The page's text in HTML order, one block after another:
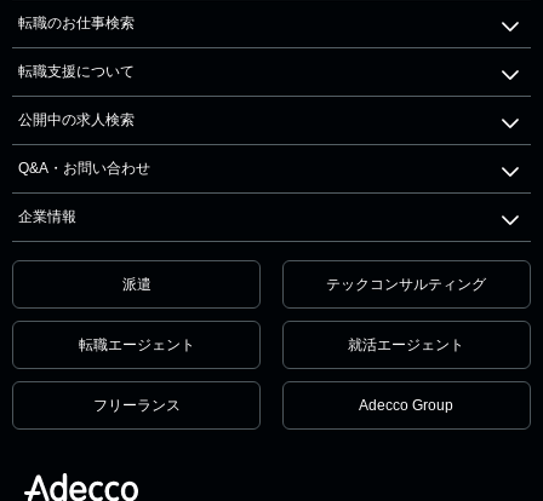
転職のお仕事検索
転職支援について
公開中の求人検索
Q&A・お問い合わせ
企業情報
派遣 テックコンサルティング
転職エージェント 就活エージェント
フリーランス Adecco Group